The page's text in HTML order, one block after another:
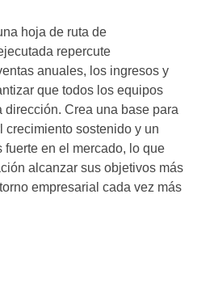
hoja de ruta de
repercute
anuales, los ingresos y
que todos los equipos
dirección. Crea una base para
crecimiento sostenido y un
fuerte en el mercado, lo que
alcanzar sus objetivos más
empresarial cada vez más